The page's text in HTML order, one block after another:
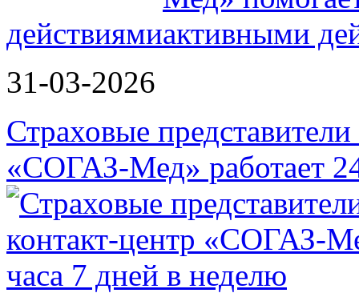
действиями
31-03-2026
Страховые представители
«СОГАЗ-Мед» работает